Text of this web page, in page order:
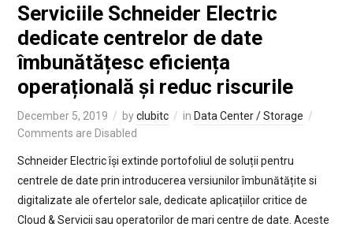
Serviciile Schneider Electric
dedicate centrelor de date
îmbunătățesc eficiența
operațională și reduc riscurile
December 5, 2019 byclubitc in Data Center / Storage
Comments are Disabled
Schneider Electric își extinde portofoliul de soluții pentru
centrele de date prin introducerea versiunilor îmbunătățite si
digitalizate ale ofertelor sale, dedicate aplicațiilor critice de
Cloud & Servicii sau operatorilor de mari centre de date. Aceste